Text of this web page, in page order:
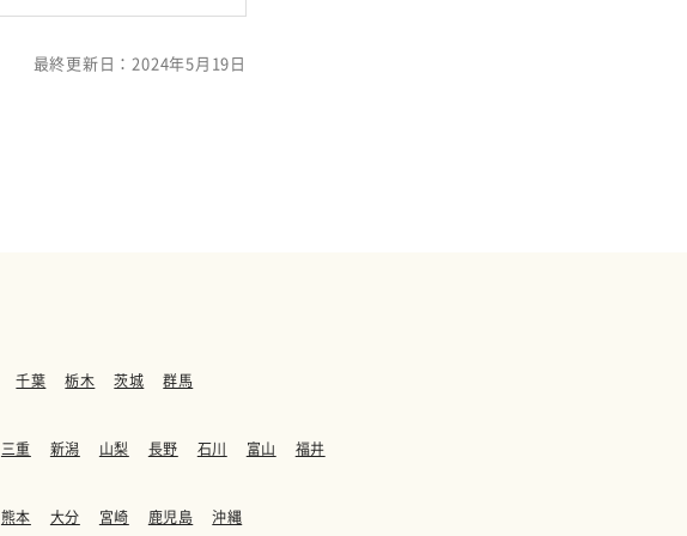
最終更新日：2024年5月19日
千葉 栃木 茨城 群馬
三重 新潟 山梨 長野 石川 富山 福井
熊本 大分 宮崎 鹿児島 沖縄